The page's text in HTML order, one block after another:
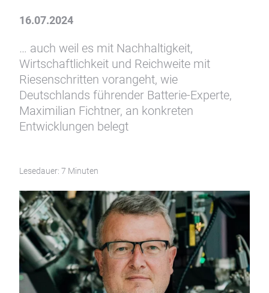
16.07.2024
… auch weil es mit Nachhaltigkeit,
Wirtschaftlichkeit und Reichweite mit
Riesenschritten vorangeht, wie
Deutschlands führender Batterie-Experte,
Maximilian Fichtner, an konkreten
Entwicklungen belegt
Lesedauer: 7 Minuten